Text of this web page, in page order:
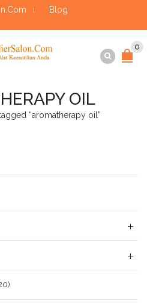
Blog
0
OIL
“aromatherapy oil”